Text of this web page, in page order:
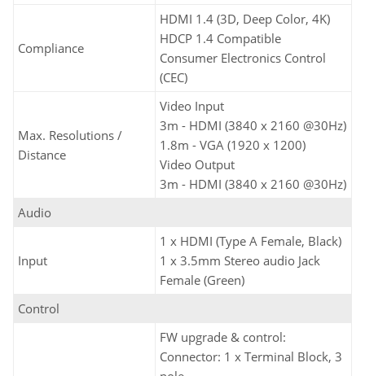
Compliance
HDMI 1.4 (3D, Deep Color, 4K)
HDCP 1.4 Compatible
Consumer Electronics Control
(CEC)
Max. Resolutions /
Distance
Video Input
3m - HDMI (3840 x 2160 @30Hz)
1.8m - VGA (1920 x 1200)
Video Output
3m - HDMI (3840 x 2160 @30Hz)
Audio
Input
1 x HDMI (Type A Female, Black)
1 x 3.5mm Stereo audio Jack
Female (Green)
Control
FW upgrade & control:
Connector: 1 x Terminal Block, 3